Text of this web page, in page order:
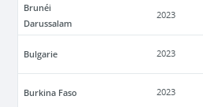
Brunéi
Darussalam
2023
Bulgarie 2023
Burkina Faso 2023